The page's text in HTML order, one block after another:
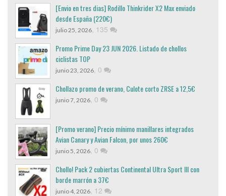
[Envio en tres dias] Rodillo Thinkrider X2 Max enviado
desde España (220€)
julio 25, 2026, 135
Promo Prime Day 23 JUN 2026. Listado de chollos
ciclistas TOP
junio 23, 2026, 0
Chollazo promo de verano, Culote corto ZRSE a 12,5€
junio 7, 2026, 0
[Promo verano] Precio mínimo manillares integrados
Avian Canary y Avian Falcon, por unos 260€
junio 5, 2026, 0
Chollo! Pack 2 cubiertas Continental Ultra Sport III con
borde marrón a 37€
junio 4, 2026, 12